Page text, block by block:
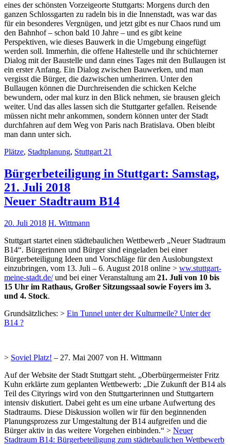
eines der schönsten Vorzeigeorte Stuttgarts: Morgens durch den
ganzen Schlossgarten zu radeln bis in die Innenstadt, was war das
für ein besonderes Vergnügen, und jetzt gibt es nur Chaos rund um
den Bahnhof – schon bald 10 Jahre – und es gibt keine
Perspektiven, wie dieses Bauwerk in die Umgebung eingefügt
werden soll. Immerhin, die offene Haltestelle und ihr schüchterner
Dialog mit der Baustelle und dann eines Tages mit den Bullaugen ist
ein erster Anfang. Ein Dialog zwischen Bauwerken, und man
vergisst die Bürger, die dazwischen umherirren. Unter den
Bullaugen können die Durchreisenden die schicken Kelche
bewundern, oder mal kurz in den Blick nehmen, sie brausen gleich
weiter. Und das alles lassen sich die Stuttgarter gefallen. Reisende
müssen nicht mehr ankommen, sondern können unter der Stadt
durchfahren auf dem Weg von Paris nach Bratislava. Oben bleibt
man dann unter sich.
Plätze, Stadtplanung, Stuttgart 21
Bürgerbeteiligung in Stuttgart: Samstag,
21. Juli 2018
Neuer Stadtraum B14
20. Juli 2018 H. Wittmann
Stuttgart startet einen städtebaulichen Wettbewerb „Neuer Stadtraum
B14“. Bürgerinnen und Bürger sind eingeladen bei einer
Bürgerbeteiligung Ideen und Vorschläge für den Auslobungstext
einzubringen, vom 13. Juli – 6. August 2018 online > ww.stuttgart-
meine-stadt.de/und bei einer Veranstaltung am 21. Juli von 10 bis
15 Uhr im Rathaus, Großer Sitzungssaal sowie Foyers im 3.
und 4. Stock.
Grundsätzliches: > Ein Tunnel unter der Kulturmeile? Unter der
B14 ?
> Soviel Platz! – 27. Mai 2007 von H. Wittmann
Auf der Website der Stadt Stuttgart steht. „Oberbürgermeister Fritz
Kuhn erklärte zum geplanten Wettbewerb: „Die Zukunft der B14 als
Teil des Cityrings wird von den Stuttgarterinnen und Stuttgartern
intensiv diskutiert. Dabei geht es um eine urbane Aufwertung des
Stadtraums. Diese Diskussion wollen wir für den beginnenden
Planungsprozess zur Umgestaltung der B14 aufgreifen und die
Bürger aktiv in das weitere Vorgehen einbinden.“ > Neuer
Stadtraum B14: Bürgerbeteiligung zum städtebaulichen Wettbewerb